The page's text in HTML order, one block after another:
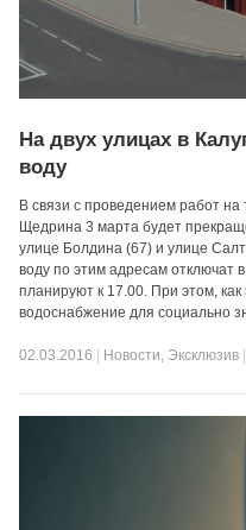
На двух улицах в
воду
В связи с проведением работ
Щедрина 3 марта будет
улице Болдина (67) и улице
воду по этим адресам отключат
планируют к 17.00. При этом,
водоснабжение для социально
02.03.2016 Новости, Эксклюзив